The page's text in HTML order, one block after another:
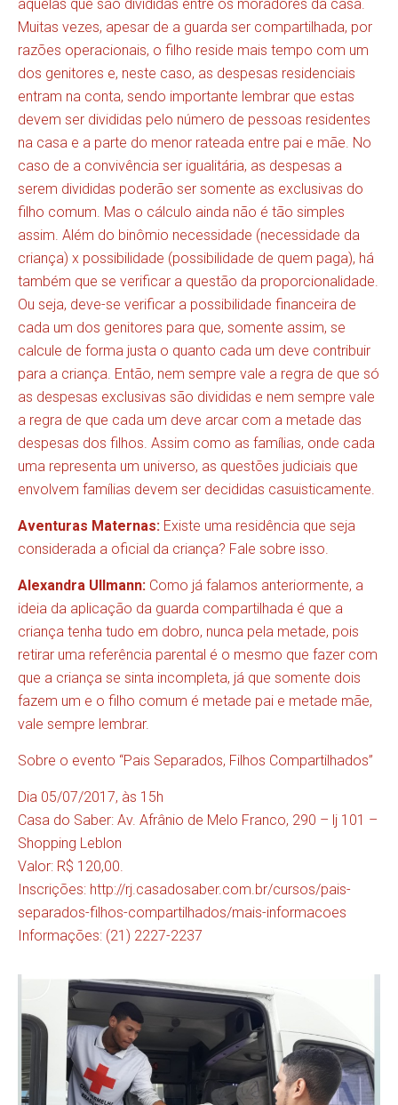
aquelas que são divididas entre os moradores da casa.
Muitas vezes, apesar de a guarda ser compartilhada, por
razões operacionais, o filho reside mais tempo com um
dos genitores e, neste caso, as despesas residenciais
entram na conta, sendo importante lembrar que estas
devem ser divididas pelo número de pessoas residentes
na casa e a parte do menor rateada entre pai e mãe. No
caso de a convivência ser igualitária, as despesas a
serem divididas poderão ser somente as exclusivas do
filho comum. Mas o cálculo ainda não é tão simples
assim. Além do binômio necessidade (necessidade da
criança) x possibilidade (possibilidade de quem paga), há
também que se verificar a questão da proporcionalidade.
Ou seja, deve-se verificar a possibilidade financeira de
cada um dos genitores para que, somente assim, se
calcule de forma justa o quanto cada um deve contribuir
para a criança. Então, nem sempre vale a regra de que só
as despesas exclusivas são divididas e nem sempre vale
a regra de que cada um deve arcar com a metade das
despesas dos filhos. Assim como as famílias, onde cada
uma representa um universo, as questões judiciais que
envolvem famílias devem ser decididas casuisticamente.
Aventuras Maternas: Existe uma residência que seja
considerada a oficial da criança? Fale sobre isso.
Alexandra Ullmann: Como já falamos anteriormente, a
ideia da aplicação da guarda compartilhada é que a
criança tenha tudo em dobro, nunca pela metade, pois
retirar uma referência parental é o mesmo que fazer com
que a criança se sinta incompleta, já que somente dois
fazem um e o filho comum é metade pai e metade mãe,
vale sempre lembrar.
Sobre o evento “Pais Separados, Filhos Compartilhados”
Dia 05/07/2017, às 15h
Casa do Saber: Av. Afrânio de Melo Franco, 290 – lj 101 –
Shopping Leblon
Valor: R$ 120,00.
Inscrições: http://rj.casadosaber.com.br/cursos/pais-
separados-filhos-compartilhados/mais-informacoes
Informações: (21) 2227-2237